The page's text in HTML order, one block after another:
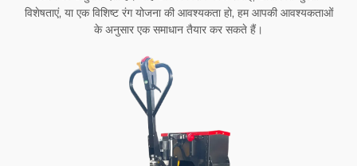
विशेषताएं, या एक विशिष्ट रंग योजना की आवश्यकता हो, हम आपकी आवश्यकताओं
के अनुसार एक समाधान तैयार कर सकते हैं।